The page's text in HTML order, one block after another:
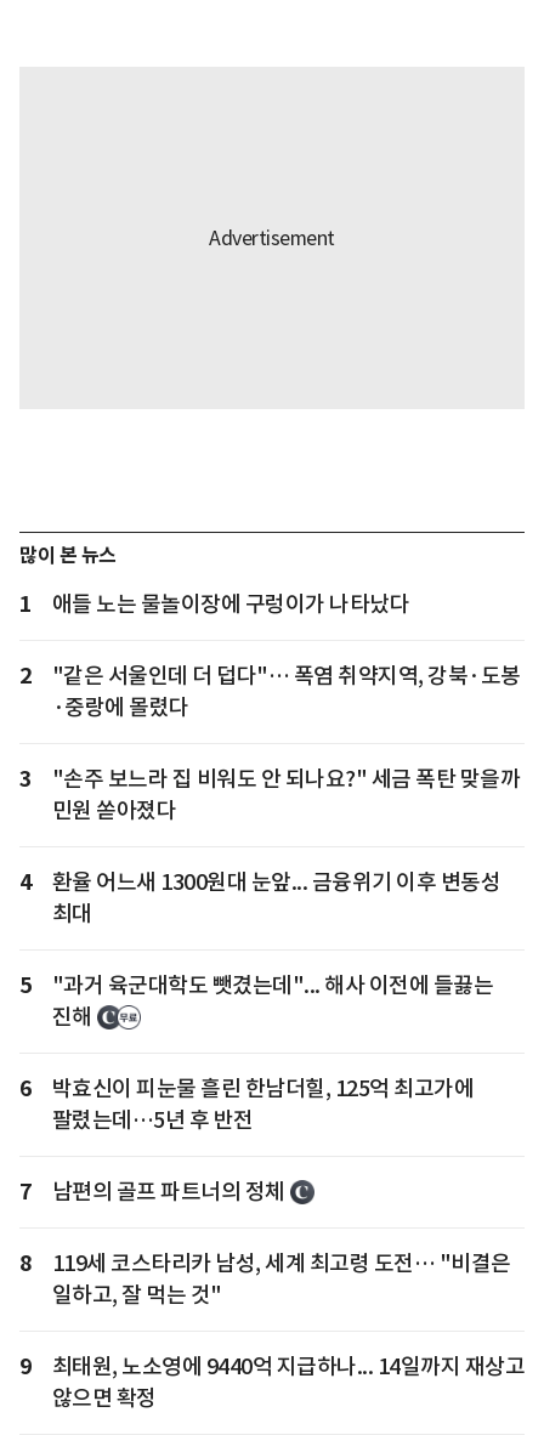
많이 본 뉴스
1 애들 노는 물놀이장에 구렁이가 나타났다
2
"같은 서울인데 더 덥다"… 폭염 취약지역, 강북·도봉
·중랑에 몰렸다
3
"손주 보느라 집 비워도 안 되나요?" 세금 폭탄 맞을까
민원 쏟아졌다
4
환율 어느새 1300원대 눈앞... 금융위기 이후 변동성
최대
5
"과거 육군대학도 뺏겼는데"... 해사 이전에 들끓는
진해
6
박효신이 피눈물 흘린 한남더힐, 125억 최고가에
팔렸는데…5년 후 반전
7 남편의 골프 파트너의 정체
8
119세 코스타리카 남성, 세계 최고령 도전… "비결은
일하고, 잘 먹는 것"
9
최태원, 노소영에 9440억 지급하나... 14일까지 재상고
않으면 확정